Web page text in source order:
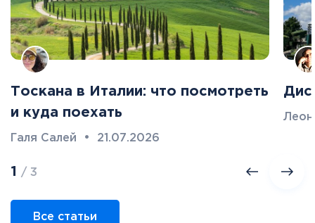
Тоскана в Италии: что посмотреть
и куда поехать
Галя Салей • 21.07.2026
1 / 3
Все статьи